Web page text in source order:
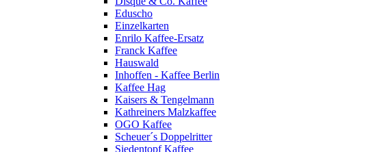
Eduscho
Einzelkarten
Enrilo Kaffee-Ersatz
Franck Kaffee
Hauswald
Inhoffen - Kaffee Berlin
Kaffee Hag
Kaisers & Tengelmann
Kathreiners Malzkaffee
OGO Kaffee
Scheuer´s Doppelritter
Siedentopf Kaffee